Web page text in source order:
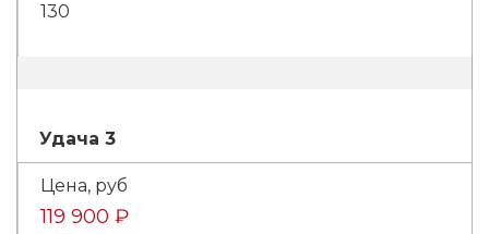
130
Удача 3
119 900 ₽